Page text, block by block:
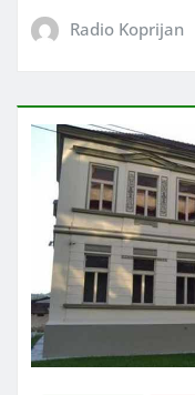
Radio Koprijan